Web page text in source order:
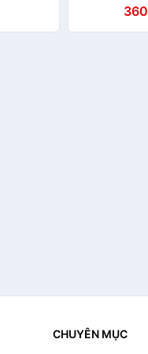
Truyện tranh
CHUYÊN MỤC